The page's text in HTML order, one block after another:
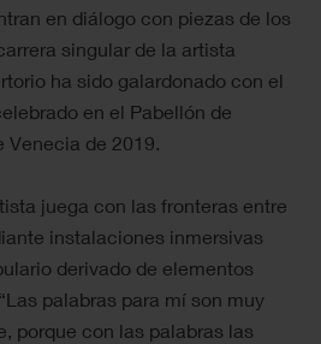
en diálogo con piezas de los
singular de la artista
ha sido galardonado con el
en el Pabellón de
Venecia de 2019.
juega con las fronteras entre
instalaciones inmersivas
derivado de elementos
palabras para mí son muy
porque con las palabras las